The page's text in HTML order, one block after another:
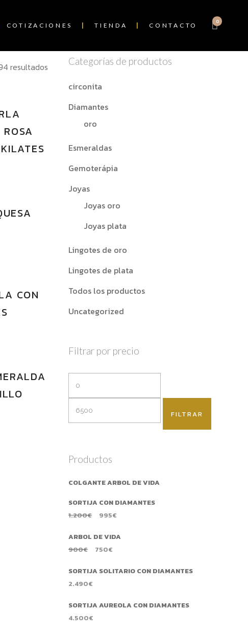
0
COTIZACIONES TIENDA CONTACTO
resultados
CON
Categorías de productos
circonita
Diamantes
oro
Esmeraldas
Gemoterápia
Joyas
Joyas oro
Joyas plata
Lingotes de oro
Lingotes de plata
Todos los productos
Uncategorized
Filtrar por precio
FILTRAR
Productos
COLGANTE ARBOL DE VIDA
SORTIJA CON DIAMANTES
1.200€ 995€
ARBOL DE VIDA
900€ 750€
SORTIJA SOLITARIO CON DIAMANTES
2.490€
SORTIJA AUREOLA CON DIAMANTES
4.500€